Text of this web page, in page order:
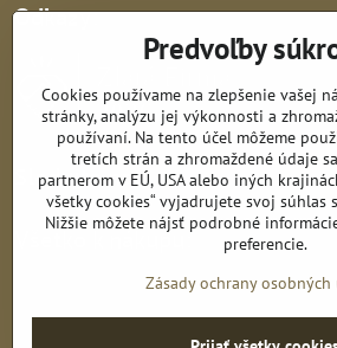
Odkazy:
Sledujte nás:
Všetko k nákupu:
Predvoľby
Cookies používame na zlepšenie vašej
stránky, analýzu jej výkonnosti a
používaní. Na tento účel môžeme
tretích strán a zhromaždené údaje
partnerom v EÚ, USA alebo iných
všetky cookies“ vyjadrujete svoj súhlas
Nižšie môžete nájsť podrobné
preferencie.
Zásady ochrany